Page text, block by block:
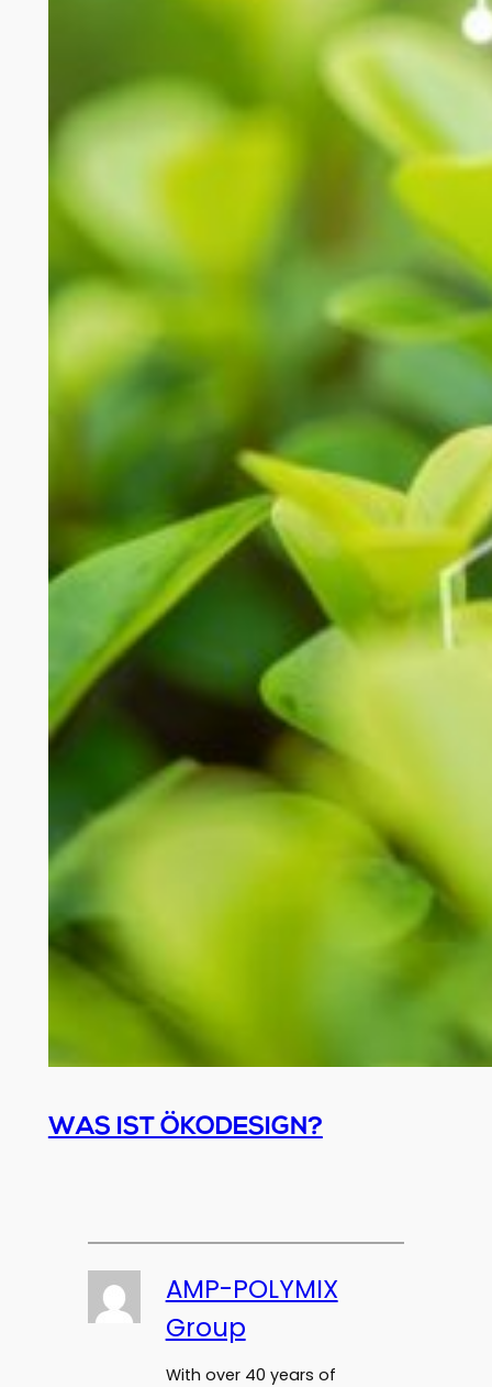
WAS IST ÖKODESIGN?
AMP-POLYMIX
Group
With over 40 years of